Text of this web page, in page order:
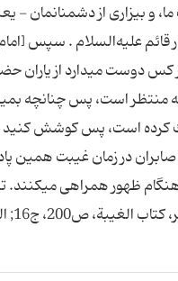
ما، و بیزارى از
قائم علیه‌السلام . سپس
دوست مى‏دارد از یاران
كه منتظر است، پس چنانچه
است، پس كوشش كنید و
در زمان غیبت همین
محمدباقر، بحارالانوار، ج‏52، ص‏140، ح‏50.